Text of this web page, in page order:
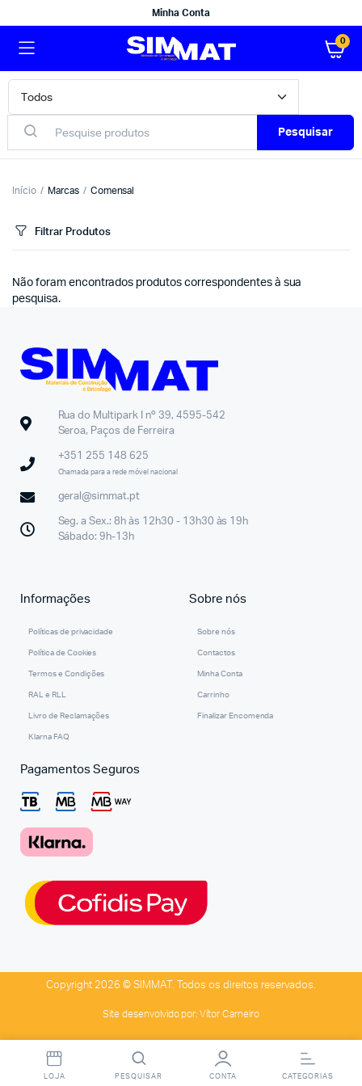
Minha Conta
0
Pesquisar
Início Marcas Comensal
Filtrar Produtos
Não foram encontrados produtos correspondentes à sua
pesquisa.
Rua do Multipark I nº 39, 4595-542
Seroa, Paços de Ferreira
+351 255 148 625
Chamada para a rede móvel nacional
geral@simmat.pt
Seg. a Sex.: 8h às 12h30 - 13h30 às 19h
Sábado: 9h-13h
Informações
Políticas de privacidade
Política de Cookies
Termos e Condições
RAL e RLL
Livro de Reclamações
Klarna FAQ
Sobre nós
Sobre nós
Contactos
Minha Conta
Carrinho
Finalizar Encomenda
Pagamentos Seguros
Copyright 2026 © SIMMAT. Todos os direitos reservados.
Site desenvolvido por: Vítor Carneiro
LOJA PESQUISAR CONTA CATEGORIAS